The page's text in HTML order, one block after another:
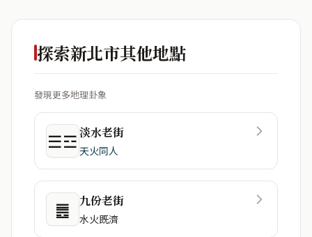
探索新北市其他地點
發現更多地理卦象
☰☲淡水老街
天火同人
䷌ 九份老街
水火既濟